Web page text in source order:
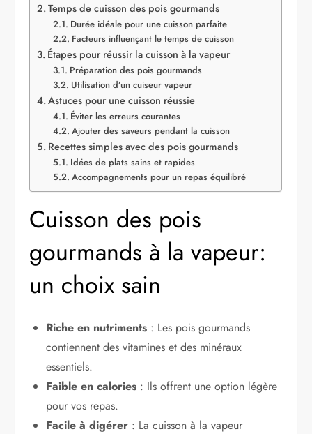
Temps de cuisson des pois gourmands
Durée idéale pour une cuisson parfaite
Facteurs influençant le temps de cuisson
Étapes pour réussir la cuisson à la vapeur
Préparation des pois gourmands
Utilisation d’un cuiseur vapeur
Astuces pour une cuisson réussie
Éviter les erreurs courantes
Ajouter des saveurs pendant la cuisson
Recettes simples avec des pois gourmands
Idées de plats sains et rapides
Accompagnements pour un repas équilibré
Cuisson des pois
gourmands à la vapeur:
un choix sain
Riche en nutriments : Les pois gourmands
contiennent des vitamines et des minéraux
essentiels.
Faible en calories : Ils offrent une option légère
pour vos repas.
Facile à digérer : La cuisson à la vapeur